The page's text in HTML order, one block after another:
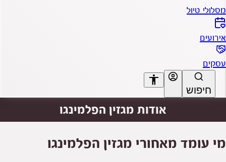
מסלולי טיול
אירועים
עסקים
חיפוש
accessibility
A+
אודות מגזין הפלמינגו
מי עומד מאחורי מגזין הפלמינגו